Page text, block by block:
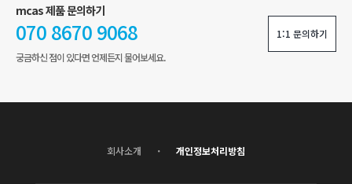
mcas 제품 문의하기
070 8670 9068
궁금하신 점이 있다면 언제든지 물어보세요.
1:1 문의하기
회사소개 · 개인정보처리방침